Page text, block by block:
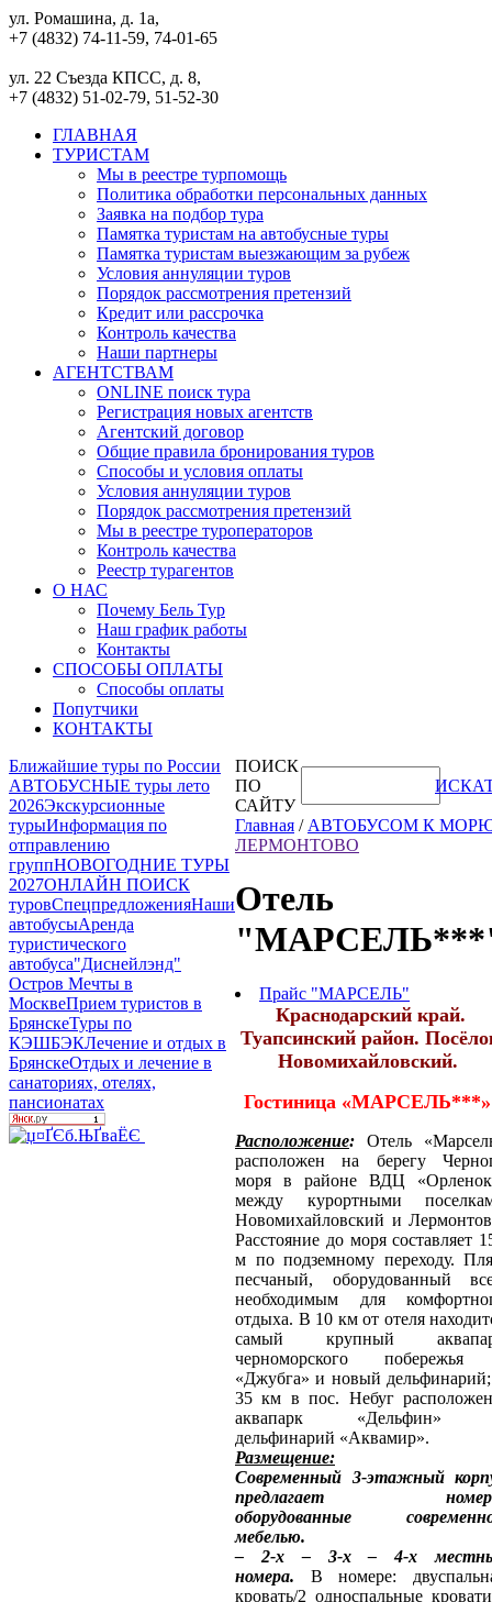
ул. Ромашина, д. 1а,
+7 (4832) 74-11-59, 74-01-65
ул. 22 Съезда КПСС, д. 8,
+7 (4832) 51-02-79, 51-52-30
ГЛАВНАЯ
ТУРИСТАМ
Мы в реестре турпомощь
Политика обработки персональных данных
Заявка на подбор тура
Памятка туристам на автобусные туры
Памятка туристам выезжающим за рубеж
Условия аннуляции туров
Порядок рассмотрения претензий
Кредит или рассрочка
Контроль качества
Наши партнеры
АГЕНТСТВАМ
ONLINE поиск тура
Регистрация новых агентств
Агентский договор
Общие правила бронирования туров
Способы и условия оплаты
Условия аннуляции туров
Порядок рассмотрения претензий
Мы в реестре туроператоров
Контроль качества
Реестр турагентов
О НАС
Почему Бель Тур
Наш график работы
Контакты
СПОСОБЫ ОПЛАТЫ
Способы оплаты
Попутчики
КОНТАКТЫ
Ближайшие туры по России
АВТОБУСНЫЕ туры лето
2026Экскурсионные
турыИнформация по
отправлению
группНОВОГОДНИЕ ТУРЫ
2027ОНЛАЙН ПОИСК
туровСпецпредложенияНаши
автобусыАренда
туристического
автобуса"Диснейлэнд"
Остров Мечты в
МосквеПрием туристов в
БрянскеТуры по
КЭШБЭКЛечение и отдых в
БрянскеОтдых и лечение в
санаториях, отелях,
пансионатах
ПОИСК
ПО
САЙТУ
Главная / АВТОБУСОМ К
ЛЕРМОНТОВО
Отель
Прайс "МАРСЕЛЬ"
Краснодарский край.
Туапсинский район.
Новомихайловский.
Гостиница «МАРСЕЛЬ***»
Расположение:
Отель
расположен на берегу
моря в районе ВДЦ
между курортными
Новомихайловский и
Расстояние до моря составляет
м по подземному переходу.
песчаный, оборудованный
необходимым для
отдыха. В 10 км от отеля
самый крупный
черноморского
«Джубга» и новый
35 км в пос. Небуг
аквапарк «Дельфин»
дельфинарий «Аквамир».
Размещение:
Современный 3-этажный
предлагает
оборудованные
мебелью.
– 2-х – 3-х – 4-х
номера. В номере:
кровать/2 односпальные